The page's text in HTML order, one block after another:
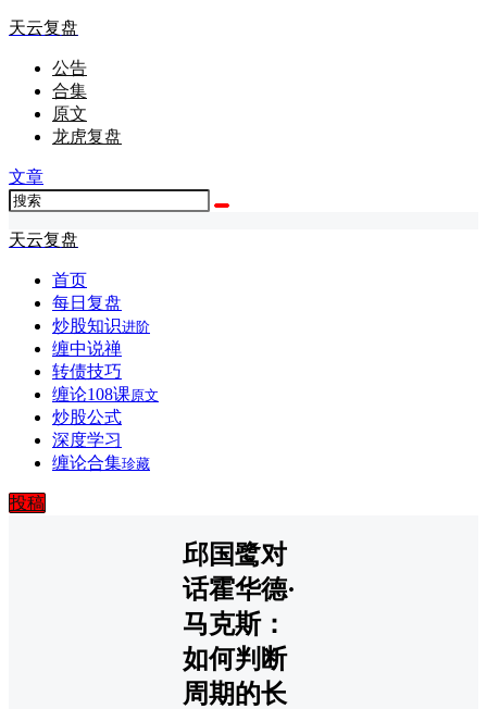
天云复盘
公告
合集
原文
龙虎复盘
文章
天云复盘
首页
每日复盘
炒股知识进阶
缠中说禅
转债技巧
缠论108课原文
炒股公式
深度学习
缠论合集珍藏
投稿
邱国鹭对
话霍华德·
马克斯：
如何判断
周期的长